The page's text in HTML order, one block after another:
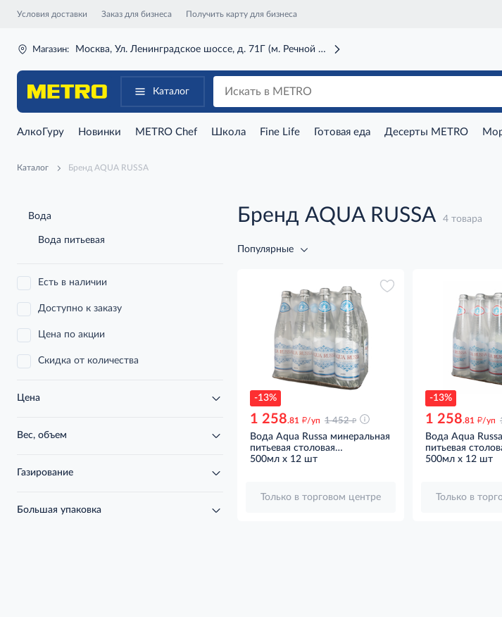
Условия доставки Заказ для бизнеса Получить карту для бизнеса
Магазин: Москва, Ул. Ленинградское шоссе, д. 71Г (м. Речной вокзал)
Каталог
АлкоГуру Новинки METRO Chef Школа Fine Life Готовая еда Десерты METRO
Каталог Бренд AQUA RUSSA
Вода
Вода питьевая
Есть в наличии
Доступно к заказу
Цена по акции
Скидка от количества
Цена
Вес, объем
Газирование
Большая упаковка
Бренд AQUA RUSSA 4 товара
Популярные
-13%
1 258.81 д/уп 1 452 д
Вода Aqua Russa минеральная
питьевая столовая
негазированная стекло, 500мл
500мл x 12 шт
Только в торговом центре
-13%
1 258.81 д/уп
Вода Aqua
питьевая
газированная
500мл x 12 шт
Только в